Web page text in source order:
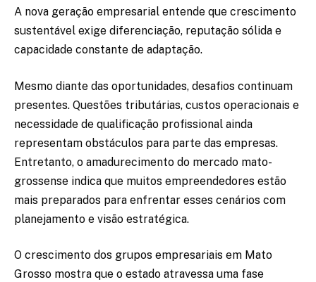
A nova geração empresarial entende que crescimento
sustentável exige diferenciação, reputação sólida e
capacidade constante de adaptação.
Mesmo diante das oportunidades, desafios continuam
presentes. Questões tributárias, custos operacionais e
necessidade de qualificação profissional ainda
representam obstáculos para parte das empresas.
Entretanto, o amadurecimento do mercado mato-
grossense indica que muitos empreendedores estão
mais preparados para enfrentar esses cenários com
planejamento e visão estratégica.
O crescimento dos grupos empresariais em Mato
Grosso mostra que o estado atravessa uma fase